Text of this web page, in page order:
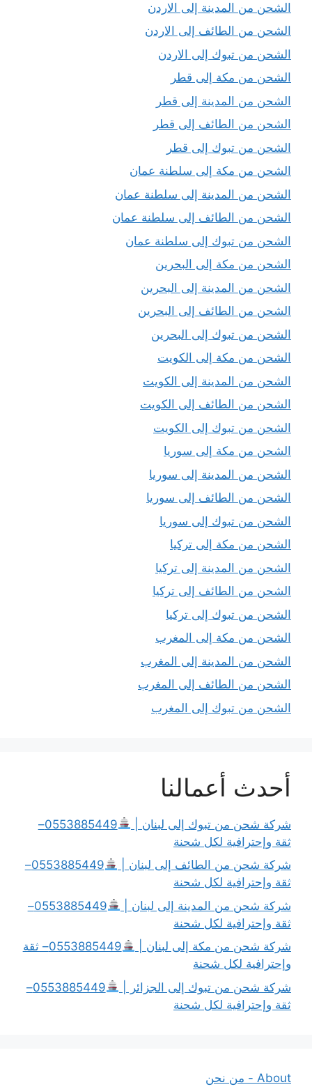
الشحن من المدينة إلى الاردن
الشحن من الطائف إلى الاردن
الشحن من تبوك إلى الاردن
الشحن من مكة إلى قطر
الشحن من المدينة إلى قطر
الشحن من الطائف إلى قطر
الشحن من تبوك إلى قطر
الشحن من مكة إلى سلطنة عمان
الشحن من المدينة إلى سلطنة عمان
الشحن من الطائف إلى سلطنة عمان
الشحن من تبوك إلى سلطنة عمان
الشحن من مكة إلى البحرين
الشحن من المدينة إلى البحرين
الشحن من الطائف إلى البحرين
الشحن من تبوك إلى البحرين
الشحن من مكة إلى الكويت
الشحن من المدينة إلى الكويت
الشحن من الطائف إلى الكويت
الشحن من تبوك إلى الكويت
الشحن من مكة إلى سوريا
الشحن من المدينة إلى سوريا
الشحن من الطائف إلى سوريا
الشحن من تبوك إلى سوريا
الشحن من مكة إلى تركيا
الشحن من المدينة إلى تركيا
الشحن من الطائف إلى تركيا
الشحن من تبوك إلى تركيا
الشحن من مكة إلى المغرب
الشحن من المدينة إلى المغرب
الشحن من الطائف إلى المغرب
الشحن من تبوك إلى المغرب
أحدث أعمالنا
شركة شحن من تبوك إلى لبنان |
0553885449–
ثقة وإحترافية لكل شحنة
شركة شحن من الطائف إلى لبنان |
0553885449–
ثقة وإحترافية لكل شحنة
شركة شحن من المدينة إلى لبنان |
0553885449–
ثقة وإحترافية لكل شحنة
شركة شحن من مكة إلى لبنان |
0553885449– ثقة
وإحترافية لكل شحنة
شركة شحن من تبوك إلى الجزائر |
0553885449–
ثقة وإحترافية لكل شحنة
About - من نحن